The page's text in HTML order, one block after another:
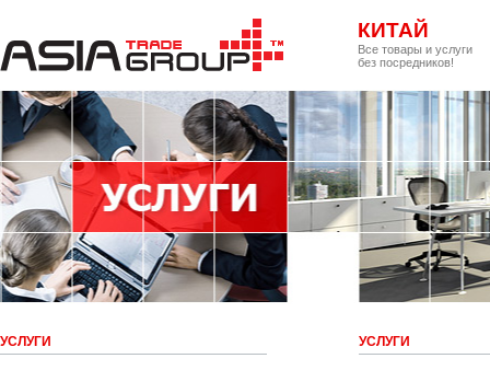
КИТАЙ
Все товары и услуги
без посредников!
УСЛУГИ УСЛУГИ